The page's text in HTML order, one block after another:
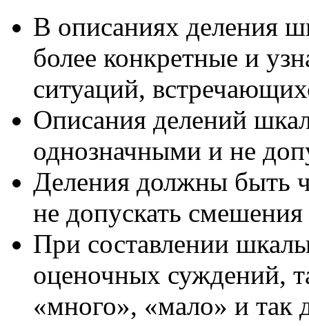
В описаниях деления
более конкретные и
ситуаций,
Описания делений
однозначными и не
Деления должны быть
не допускать
При составлении
оценочных суждений,
«много», «мало» и так